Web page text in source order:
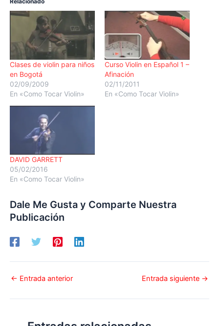
Clases de violin para niños
en Bogotá
02/09/2009
En «Como Tocar Violin»
Curso Violin en Español 1 –
Afinación
02/11/2011
En «Como Tocar Violin»
DAVID GARRETT
05/02/2016
En «Como Tocar Violin»
Dale Me Gusta y Comparte Nuestra
Publicación
← Entrada anterior Entrada siguiente →